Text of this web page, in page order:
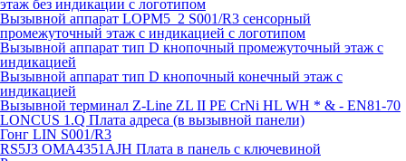
этаж без индикации с логотипом
Вызывной аппарат LOPM5_2 S001/R3 сенсорный
промежуточный этаж с индикацией с логотипом
Вызывной аппарат тип D кнопочный промежуточный этаж с
индикацией
Вызывной аппарат тип D кнопочный конечный этаж с
индикацией
Вызывной терминал Z-Line ZL II PE CrNi HL WH * & - EN81-70
LONCUS 1.Q Плата адреса (в вызывной панели)
Гонг LIN S001/R3
RS5J3 OMA4351AJH Плата в панель с ключевиной